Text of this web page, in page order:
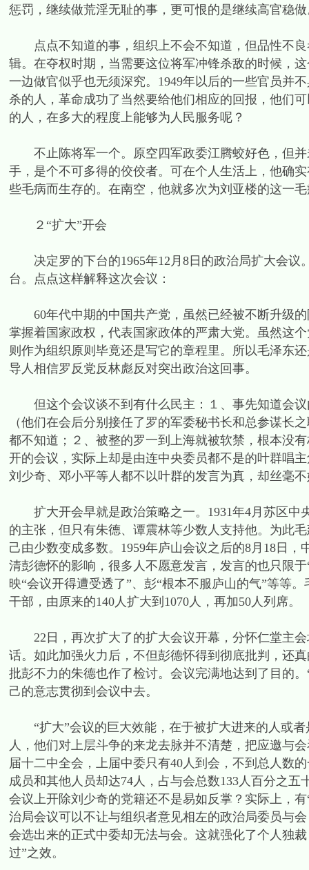
惩罚，继续做荒淫无耻的事，更可恨的是继续高官稳做
点点不知道的事，组织上不会不知道，但品性不良
辑。在夺权时期，当需要这位将军冲锋杀敌的时候，
一边做官似乎也无须深究。1949年以后的一些官员并
杀的人，革命成功了当然要给他们相应的回报，他们
的人，在多大的程度上能够为人民服务呢？
不止陈将军一个。原空四军政委江腾蛟好色，但并
手，是个不可多得的佼佼者。可在个人生活上，他确
些毛病而生存的。在南空，他就多次为刘亚楼的这一毛
２“扩大”开会
决定罗的下台的1965年12月8日的政治局扩大会议
台。点点这样解释这次会议：
60年代中期的中国共产党，虽然已经被不断升级的
掌握着国家政权，代表国家政体的严肃大党。虽然这
则作为组织原则毕竟还是写它的章程里。所以毛泽东
导人相信罗反党反林彪反对突出政治这回事。
但这个会议谈不到有什么民主：１、事先知道会议
（他们在会后分别接任了罗的军委秘书长和总参谋长
都不知道；２、被整的罗一到上海就被软禁，根本没
开的会议，实际上却是由连中央委员都不是的叶群唱
刘少奇、邓小平等人都不以叶群的发言为真，却丝毫
扩大开会早就是政治策略之一。1931年4月苏区中
的主张，但只有朱德、谭震林等少数人支持他。为此
己由少数变成多数。1959年庐山会议之后的8月18日
清彭德怀的影响，很多人不愿意发言，发言的也只限
映“会议开得遭受透了”、彭“根本不服庐山的气”等等
干部，由原来的140人扩大到1070人，再加50人列席。
22日，再次扩大了的扩大会议开幕，分怀仁堂主会
话。如此加强火力后，不但彭德怀得到彻底批判，还
批彭不力的朱德也作了检讨。会议完满地达到了目的
己的意志贯彻到会议中去。
“扩大”会议的巨大效能，在于被扩大进来的人或者
人，他们对上层斗争的来龙去脉并不清楚，把应邀与
届十二中全会，上届中委只有40人到会，不到总人数
成员和其他人员却达74人，占与会总数133人百分之
会议上开除刘少奇的党籍还不是易如反掌？实际上，
治局会议可以不让与组织者意见相左的政治局委员与
会选出来的正式中委却无法与会。这就强化了个人独
过”之效。